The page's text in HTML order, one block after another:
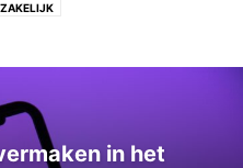
ZAKELIJK
in het